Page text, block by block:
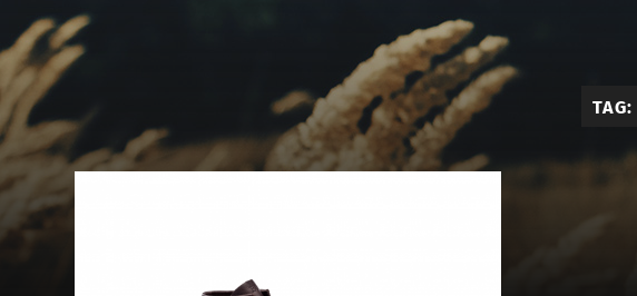
TAG: